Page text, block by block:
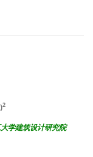
2
学建筑设计研究院